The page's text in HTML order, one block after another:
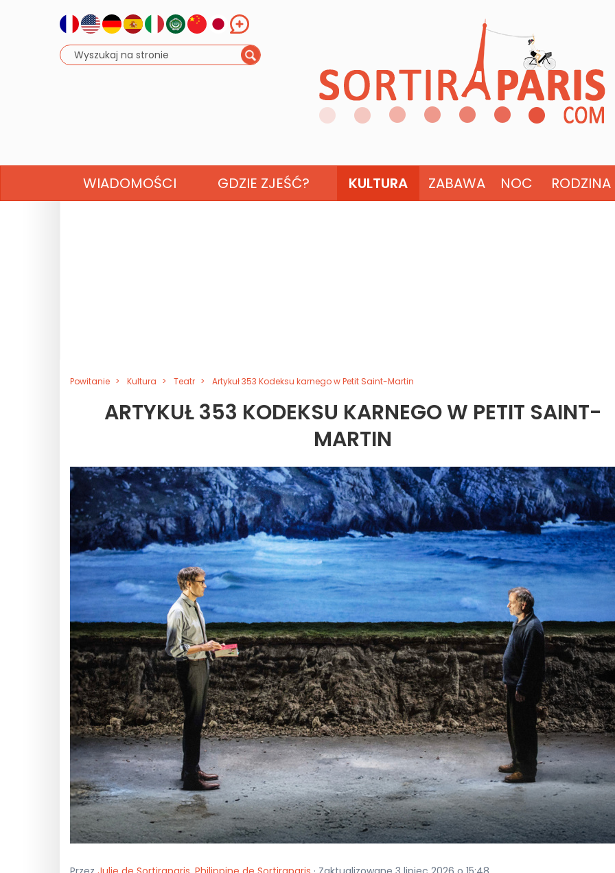
WIADOMOŚCI GDZIE ZJEŚĆ? KULTURA ZABAWA NOC RODZINA
Powitanie Kultura Teatr Artykuł 353 Kodeksu karnego w Petit Saint-Martin
ARTYKUŁ 353 KODEKSU KARNEGO W PETIT SAINT-
MARTIN